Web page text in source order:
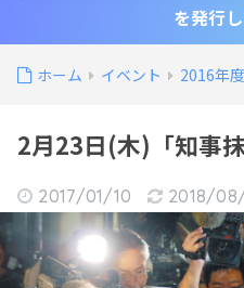
を発行し
ホーム イベント 2016年
2月23日(木)「知事
2017/01/10 2018/